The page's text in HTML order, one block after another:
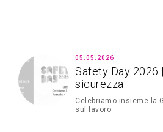
05.05.2026
Safety Day 2026
sicurezza
Celebriamo insieme la
sul lavoro